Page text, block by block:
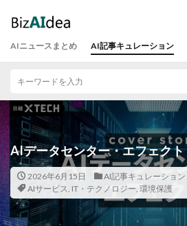
AIニュースまとめ AI記事キュレーション
AIデータセンター・エフェクト
2026年6月15日
AI記事キュレーション
AIサービス, IT・テクノロジー, 環境保護